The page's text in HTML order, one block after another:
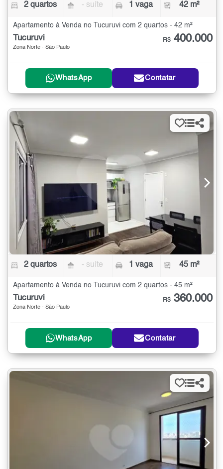
2 quartos - suíte 1 vaga 42 m²
Apartamento à Venda no Tucuruvi com 2 quartos - 42 m²
Tucuruvi
Zona Norte - São Paulo
R$ 400.000
WhatsApp Contatar
2 quartos - suíte 1 vaga 45 m²
Apartamento à Venda no Tucuruvi com 2 quartos - 45 m²
Tucuruvi
Zona Norte - São Paulo
R$ 360.000
WhatsApp Contatar